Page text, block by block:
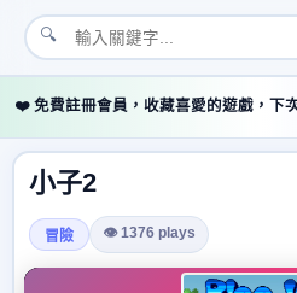
🔍
❤️ 免費註冊會員，收藏喜愛的遊戲，下
小子2
冒險 👁 1376 plays